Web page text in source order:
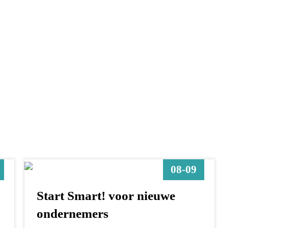
08-09
Start Smart! voor nieuwe
ondernemers